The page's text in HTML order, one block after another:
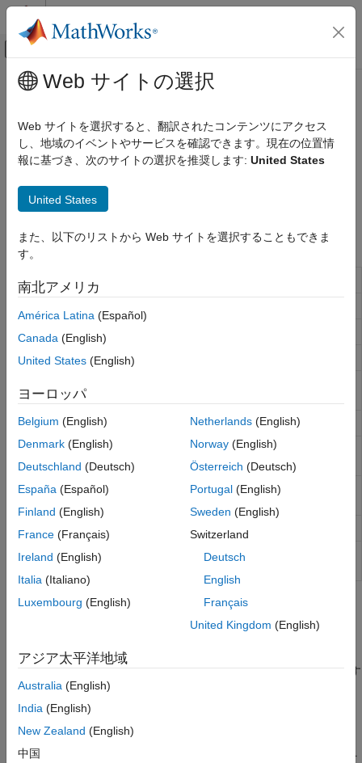
コンテンツへスキップ
オフキャンバス ナビゲーション メ
ドキュメンテーションのホーム
プログラミング
ファイルとフォルダー
ファイルの操作
検索パス
ファイル圧縮
ファイル名の作成
メインコンテンツ
検索パス
MATLAB 検索パスの表示と変更
MATLAB 検索パスは、ファイル システムのすべてのフォルダー
MathWorks
詳細は、MATLAB 検索パスとは
関数
addpath
path
savepath
genpath 検索パスを生成する
pathsep
現在のプラットフォームの検索パスの
区切り文字
pathtool
検索パスを表示し変更するための [パ
restoredefaultpath 出荷時の検索パスの復元
rehash
関数やファイル システムのパス キャ
トピック
検索パス、または"パス" は、MATLAB ソフトウェアでファイル
を効率的に検出するために使用する、ファイル システムにあるす
べてのフォルダーのサブセットです。
現在の MATLAB セッションおよび今後の MATLAB セッション
で、検索パス上のフォルダーの追加と削除や、その順序の変更を
Web サイトの選択
Web サイトを選択すると、翻訳されたコンテンツにアクセス
し、地域のイベントやサービスを確認できます。現在の位置情
報に基づき、次のサイトの選択を推奨します: United States
United States
また、以下のリストから Web サイトを選択することもできま
す。
南北アメリカ
América Latina (Español)
Canada (English)
United States (English)
ヨーロッパ
Belgium (English)
Denmark (English)
Deutschland (Deutsch)
España (Español)
Finland (English)
France (Français)
Ireland (English)
Italia (Italiano)
Luxembourg (English)
Netherlands(English)
Norway(English)
Österreich (Deutsch)
Portugal(English)
Sweden (English)
Switzerland
Deutsch
English
Français
United Kingdom (English)
アジア太平洋地域
Australia (English)
India (English)
New Zealand (English)
中国